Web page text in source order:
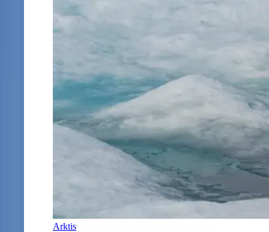
Arktis